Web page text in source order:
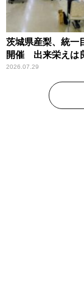
茨城県産梨、統一
開催 出来栄えは
2026.07.29